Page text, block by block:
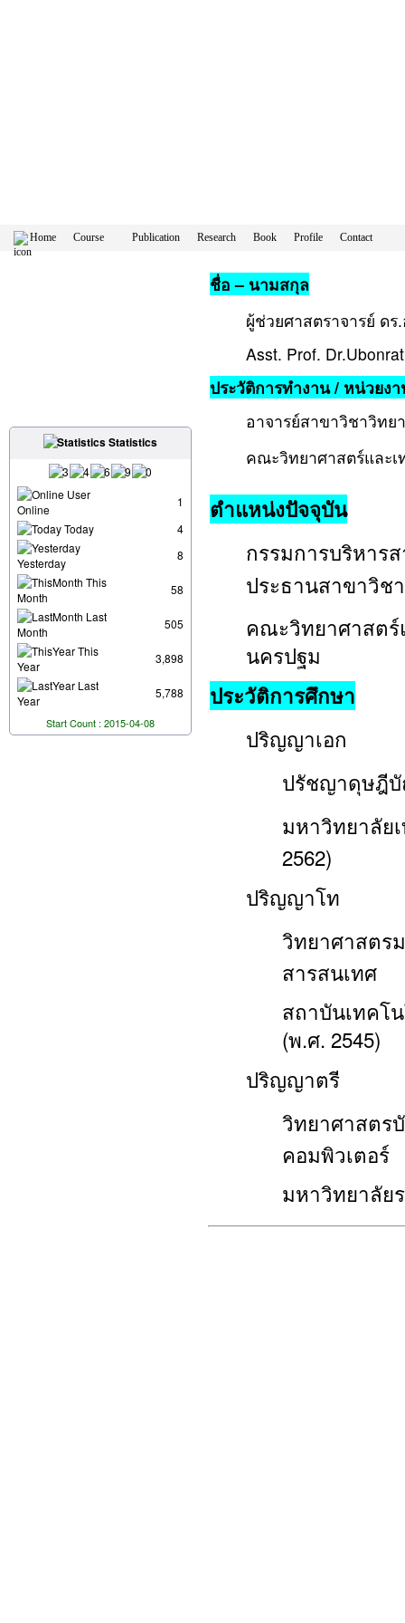
Home Course Publication Research Book Profile Contact
Statistics
User
Online
1
Today
4
Yesterday
8
This
Month
58
Last
Month
505
This
Year
3,898
Last
Year
5,788
Start Count : 2015-04-08
ชื่อ – นามสกุล
ผู้ช่วยศาสตราจารย์ ด
Asst. Prof.
ประวัติการทำงาน / หน่วยง
อาจารย์สาขาวิชาวิท
คณะวิทยาศาสตร์และ
ตำแหน่งปัจจุบัน
กรรมการบริหาร
ประธานสาขาวิช
คณะวิทยาศาสตร์
นครปฐม
ประวัติการศึกษา
ปริญญาเอก
ปรัชญาดุษฎี
มหาวิทยาลัย
2562)
ปริญญาโท
วิทยาศาสต
สารสนเทศ
สถาบันเทคโ
(พ.ศ. 2545)
ปริญญาตรี
วิทยาศาสต
คอมพิวเตอร์
มหาวิทยาลัย